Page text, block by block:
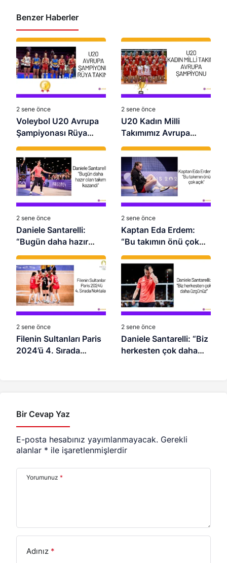
Benzer Haberler
2 sene önce
Voleybol U20 Avrupa
Şampiyonası Rüya
Takımı
2 sene önce
U20 Kadın Milli
Takımımız Avrupa
Şampiyonu Oldu:
Namağlup Zafer!
2 sene önce
Daniele Santarelli:
“Bugün daha hazır
olan takım kazandı”
2 sene önce
Kaptan Eda Erdem:
“Bu takımın önü çok
açık”
2 sene önce
Filenin Sultanları Paris
2024’ü 4. Sırada
2 sene önce
Daniele Santarelli: “Biz
herkesten çok daha
Bir Cevap Yaz
E-posta hesabınız yayımlanmayacak. Gerekli
alanlar * ile işaretlenmişlerdir
Yorumunuz *
Adınız *